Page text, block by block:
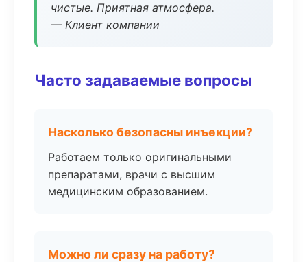
чистые. Приятная атмосфера.
— Клиент компании
Часто задаваемые вопросы
Насколько безопасны инъекции?
Работаем только оригинальными
препаратами, врачи с высшим
медицинским образованием.
Можно ли сразу на работу?